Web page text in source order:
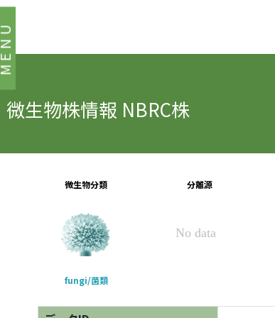
MENU
微生物株情報 NBRC株